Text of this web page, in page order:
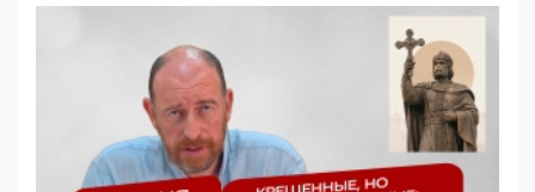
деятельность ИИТО ЮНЕСКО в России, но
цифроглобалисты продолжают определять
повестку в образовании
09:43, 01 Июня 2026
5G за счет здоровья граждан: Минцифры намерено
отобрать у регионов и муниципалитетов право
защищать жилые дома и социальные объекты от